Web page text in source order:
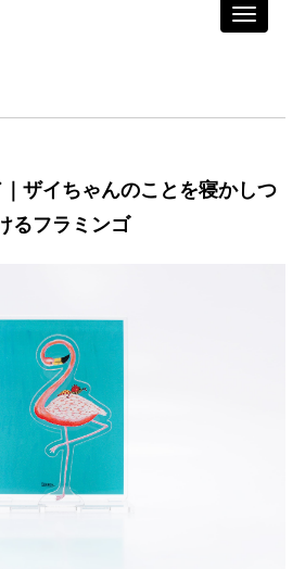
Toggle
ザイちゃんのことを寝かしつ
るフラミンゴ